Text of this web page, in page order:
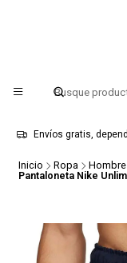
Envíos gratis,
Inicio Ropa Hombre
Pantaloneta Nike